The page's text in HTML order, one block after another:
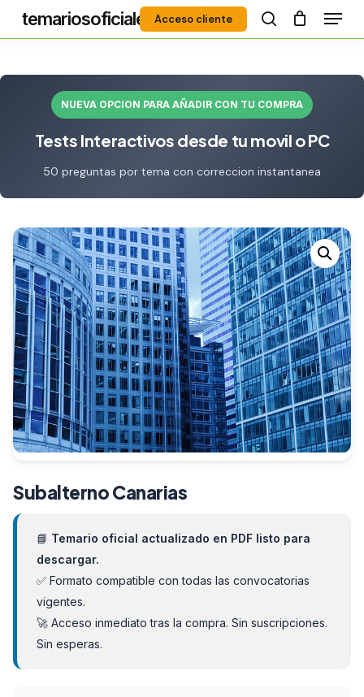
content
temariosoficiales
Acceso cliente
search
Menú
NUEVA OPCION PARA AÑADIR CON TU COMPRA
Tests Interactivos desde tu movil o PC
50 preguntas por tema con correccion instantanea
Subalterno Canarias
📘 Temario oficial actualizado en PDF listo para
descargar.
✅ Formato compatible con todas las convocatorias
vigentes.
🚀 Acceso inmediato tras la compra. Sin suscripciones.
Sin esperas.